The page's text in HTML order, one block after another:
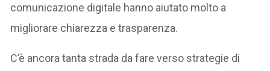
comunicazione digitale hanno aiutato molto a
migliorare chiarezza e trasparenza.
C’è ancora tanta strada da fare verso strategie di